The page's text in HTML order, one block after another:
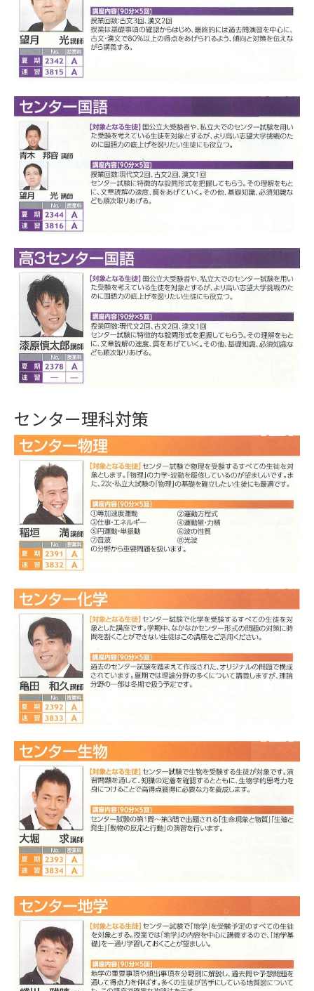
センター理科対策